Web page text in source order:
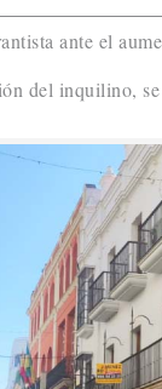
ante el
del inquilino,